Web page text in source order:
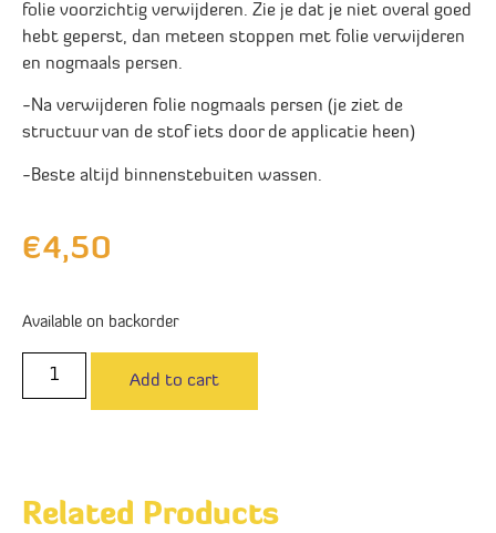
folie voorzichtig verwijderen. Zie je dat je niet overal goed
hebt geperst, dan meteen stoppen met folie verwijderen
en nogmaals persen.
-Na verwijderen folie nogmaals persen (je ziet de
structuur van de stof iets door de applicatie heen)
-Beste altijd binnenstebuiten wassen.
€4,50
Available on backorder
Add to cart
Related Products